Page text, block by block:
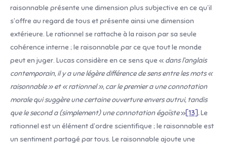
raisonnable présente une dimension plus subjective en ce qu’il
s’offre au regard de tous et présente ainsi une dimension
extérieure. Le rationnel se rattache à la raison par sa seule
cohérence interne ; le raisonnable par ce que tout le monde
peut en juger. Lucas considère en ce sens que « dans l’anglais
contemporain, il y a une légère différence de sens entre les mots «
raisonnable » et « rationnel », car le premier a une connotation
morale qui suggère une certaine ouverture envers autrui, tandis
que le second a (simplement) une connotation égoïste»[13].Le
rationnel est un élément d’ordre scientifique ; le raisonnable est
un sentiment partagé par tous. Le raisonnable ajoute une